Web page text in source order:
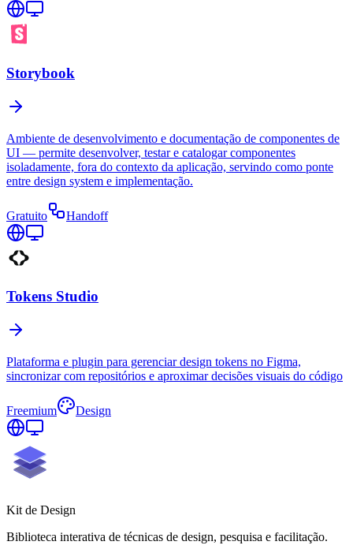
Storybook
Ambiente de desenvolvimento e documentação de componentes de
UI — permite desenvolver, testar e catalogar componentes
isoladamente, fora do contexto da aplicação, servindo como ponte
entre design system e implementação.
Gratuito Handoff
Tokens Studio
Plataforma e plugin para gerenciar design tokens no Figma,
sincronizar com repositórios e aproximar decisões visuais do código
Freemium Design
Kit de Design
Biblioteca interativa de técnicas de design, pesquisa e facilitação.